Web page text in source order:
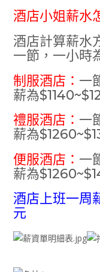
酒店小姐薪水
酒店計算薪水
一節，一小時
制服酒店： 一
薪為
禮服酒店： 一
薪為
便服酒店： 一
薪為
酒店上班一周
元